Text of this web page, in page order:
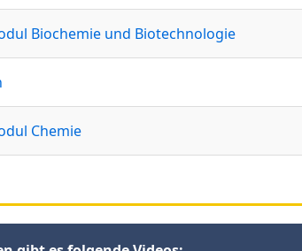
Biochemie und Biotechnologie
Chemie